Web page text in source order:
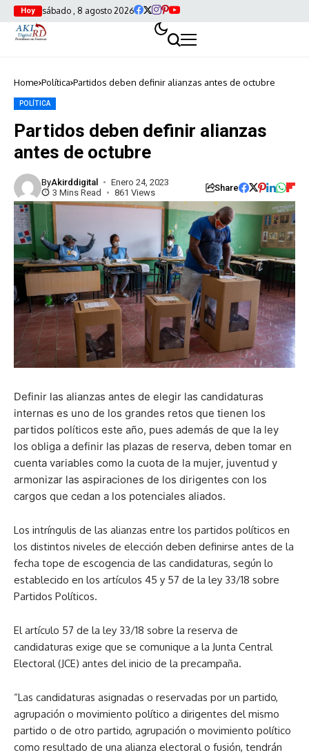
Hoy sábado , 8 agosto 2026
Home Política Partidos deben definir alianzas antes de octubre
POLÍTICA
Partidos deben definir alianzas
antes de octubre
ByAkirddigital
Enero 24, 2023
3 Mins Read
861 Views Share
Definir las alianzas antes de elegir las candidaturas
internas es uno de los grandes retos que tienen los
partidos políticos este año, pues además de que la ley
los obliga a definir las plazas de reserva, deben tomar en
cuenta variables como la cuota de la mujer, juventud y
armonizar las aspiraciones de los dirigentes con los
cargos que cedan a los potenciales aliados.
Los intríngulis de las alianzas entre los partidos políticos en
los distintos niveles de elección deben definirse antes de la
fecha tope de escogencia de las candidaturas, según lo
establecido en los artículos 45 y 57 de la ley 33/18 sobre
Partidos Políticos.
El artículo 57 de la ley 33/18 sobre la reserva de
candidaturas exige que se comunique a la Junta Central
Electoral (JCE) antes del inicio de la precampaña.
“Las candidaturas asignadas o reservadas por un partido,
agrupación o movimiento político a dirigentes del mismo
partido o de otro partido, agrupación o movimiento político
como resultado de una alianza electoral o fusión, tendrán